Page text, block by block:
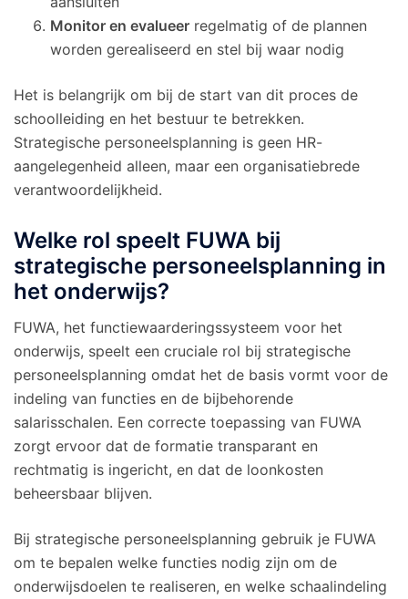
Monitor en evalueer regelmatig of de plannen
worden gerealiseerd en stel bij waar nodig
Het is belangrijk om bij de start van dit proces de
schoolleiding en het bestuur te betrekken.
Strategische personeelsplanning is geen HR-
aangelegenheid alleen, maar een organisatiebrede
verantwoordelijkheid.
Welke rol speelt FUWA bij
strategische personeelsplanning in
het onderwijs?
FUWA, het functiewaarderingssysteem voor het
onderwijs, speelt een cruciale rol bij strategische
personeelsplanning omdat het de basis vormt voor de
indeling van functies en de bijbehorende
salarisschalen. Een correcte toepassing van FUWA
zorgt ervoor dat de formatie transparant en
rechtmatig is ingericht, en dat de loonkosten
beheersbaar blijven.
Bij strategische personeelsplanning gebruik je FUWA
om te bepalen welke functies nodig zijn om de
onderwijsdoelen te realiseren, en welke schaalindeling